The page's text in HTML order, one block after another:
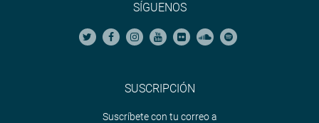
SÍGUENOS
SUSCRIPCIÓN
Suscríbete con tu correo a